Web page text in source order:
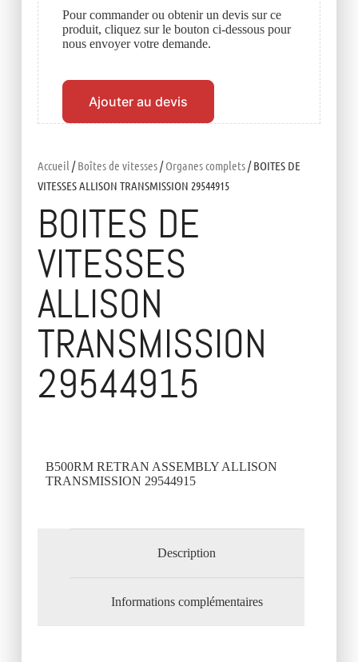
Accueil /Boîtes de vitesses/Organes complets/ BOITES DE
VITESSES ALLISON TRANSMISSION 29544915
BOITES DE
VITESSES
ALLISON
TRANSMISSION
29544915
B500RM RETRAN ASSEMBLY ALLISON
TRANSMISSION 29544915
Description
Informations complémentaires
Pour commander ou obtenir un devis sur ce
produit, cliquez sur le bouton ci-dessous pour
nous envoyer votre demande.
Ajouter au devis